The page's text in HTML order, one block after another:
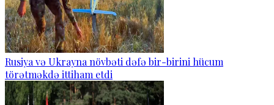
Rusiya və Ukrayna növbəti dəfə bir-birini hücum
törətməkdə ittiham etdi